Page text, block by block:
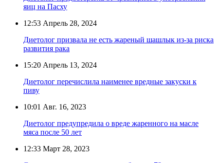
яиц на Пасху
12:53 Апрель 28, 2024
Диетолог призвала не есть жареный шашлык из-за риска
развития рака
15:20 Апрель 13, 2024
Диетолог перечислила наименее вредные закуски к
пиву
10:01 Авг. 16, 2023
Диетолог предупредила о вреде жаренного на масле
мяса после 50 лет
12:33 Март 28, 2023